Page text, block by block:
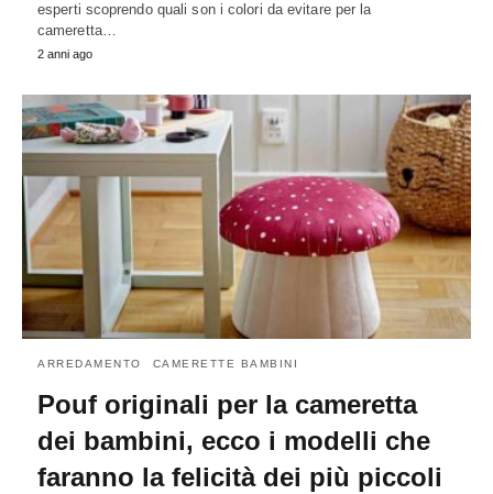
esperti scoprendo quali son i colori da evitare per la
cameretta…
2 anni ago
ARREDAMENTO CAMERETTE BAMBINI
Pouf originali per la cameretta
dei bambini, ecco i modelli che
faranno la felicità dei più piccoli